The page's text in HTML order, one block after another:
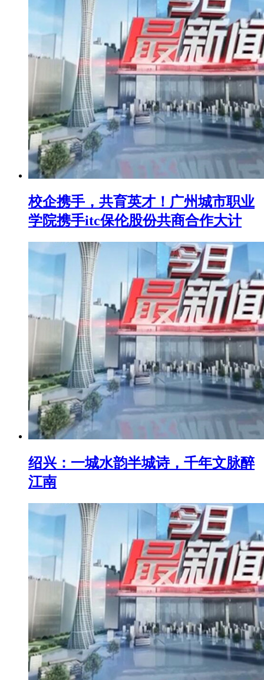
校企携手，共育英才！广州城市职业
学院携手itc保伦股份共商合作大计
绍兴：一城水韵半城诗，千年文脉醉
江南